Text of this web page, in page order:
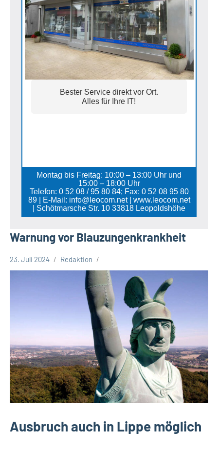
Bester Service direkt vor Ort.
Alles für Ihre IT!
Montag bis Freitag: 10:00 – 13:00 Uhr und
15:00 – 18:00 Uhr
Telefon: 0 52 08 / 95 80 84; Fax: 0 52 08 95 80
89 | E-Mail: info@leocom.net | www.leocom.net
| Schötmarsche Str. 10 33818 Leopoldshöhe
Warnung vor Blauzungenkrankheit
23. Juli 2024 Redaktion
Ausbruch auch in Lippe möglich